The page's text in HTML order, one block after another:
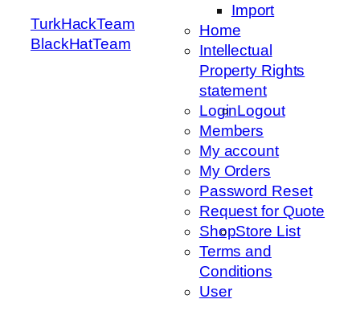
TurkHackTeam
BlackHatTeam
Import
Home
Intellectual
Property Rights
statement
LoginLogout
Members
My account
My Orders
Password Reset
Request for Quote
ShopStore List
Terms and
Conditions
User